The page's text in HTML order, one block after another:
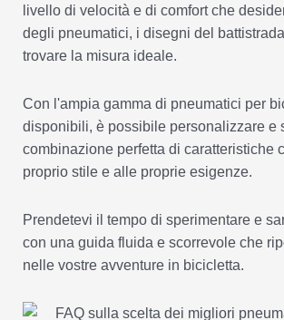
livello di velocità e di comfort che
degli pneumatici, i disegni del
trovare la misura ideale.
Con l'ampia gamma di pneumatici per
disponibili, è possibile personalizzare e
combinazione perfetta di caratteristiche
proprio stile e alle proprie esigenze.
Prendetevi il tempo di sperimentare e
con una guida fluida e scorrevole che
nelle vostre avventure in bicicletta.